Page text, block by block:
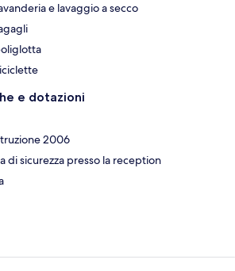
e lavaggio a secco
e dotazioni
2006
di sicurezza presso la reception